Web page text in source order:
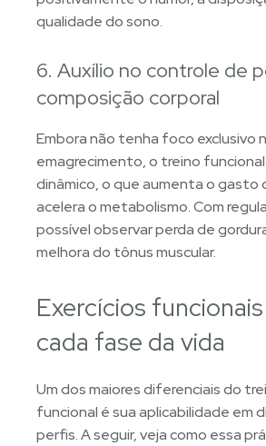
qualidade do sono.
6. Auxílio no controle de
composição corporal
Embora não tenha foco exclusivo
emagrecimento, o treino
dinâmico, o que aumenta o gasto
acelera o metabolismo. Com
possível observar perda de
melhora do tônus muscular.
Exercícios
cada fase da vida
Um dos maiores diferenciais do
funcional é sua aplicabilidade em
perfis. A seguir, veja como essa